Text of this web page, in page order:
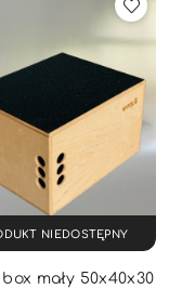
mały 50x40x30
NIEDOSTĘPNY